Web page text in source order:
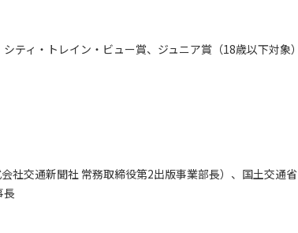
ィ・トレイン・ビュー賞、ジュニア賞（18歳以下対象）
社交通新聞社 常務取締役第2出版事業部長）、国土交通省
長